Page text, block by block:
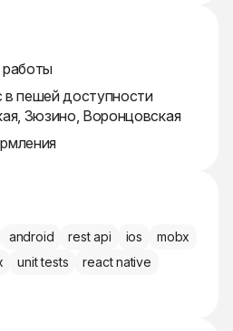
пешей доступности
Зюзино, Воронцовская
android rest api ios
mobx
unit tests
react native